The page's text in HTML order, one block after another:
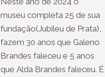
museu completa 25 de sua
fundação(Jubileu de Prata),
fazem 30 anos que Galeno
Brandes faleceu e 5 anos
que Alda Brandes faleceu. É